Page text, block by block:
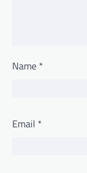
Name *
Email *